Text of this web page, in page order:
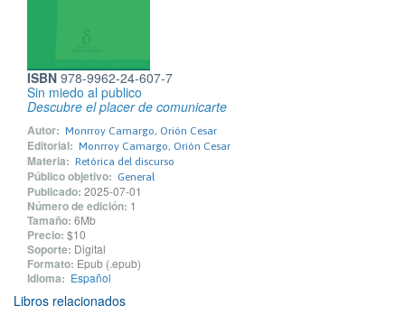
ISBN 978-9962-24-607-7
Sin miedo al publico
Descubre el placer de comunicarte
Autor: Monrroy Camargo, Orión Cesar
Editorial: Monrroy Camargo, Orión Cesar
Materia: Retórica del discurso
Público objetivo: General
Publicado: 2025-07-01
Número de edición: 1
Tamaño: 6Mb
Precio: $10
Soporte: Digital
Formato: Epub (.epub)
Idioma: Español
Libros relacionados